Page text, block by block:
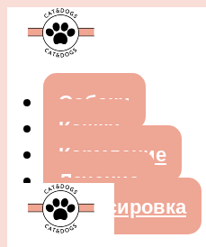
Собаки
Кошки
Кормление
Лечение
Дрессировка